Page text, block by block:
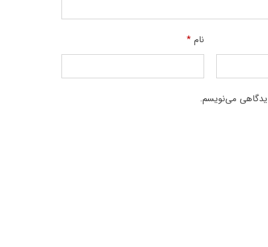
نام*
می‌نویسم.